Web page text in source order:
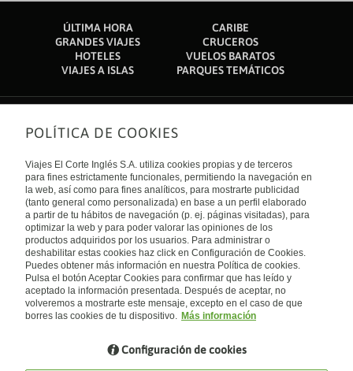
ÚLTIMA HORA
CARIBE
GRANDES VIAJES
CRUCEROS
HOTELES
VUELOS BARATOS
VIAJES A ISLAS
PARQUES TEMÁTICOS
Sobre nosotros
Quiénes somos
Financiación
Sostenibilidad
Turismo accesible
Tarjeta El Corte Inglés
Trabaja con nosotros
El Corte Inglés
Canal Ético
Enlaces de interés
Guías de viaje
Catálogos
Auto check-in
Condiciones Generales
Política de privacidad
Política de cookies
Accesibilidad
Empresas/ Grupos
Internacional
España
Visita nuestro blog
Blog de Viajes el Corte inglés
POLÍTICA DE COOKIES
Viajes El Corte Inglés S.A. utiliza cookies propias y de terceros
para fines estrictamente funcionales, permitiendo la navegación en
la web, así como para fines analíticos, para mostrarte publicidad
(tanto general como personalizada) en base a un perfil elaborado
a partir de tu hábitos de navegación (p. ej. páginas visitadas), para
optimizar la web y para poder valorar las opiniones de los
productos adquiridos por los usuarios. Para administrar o
deshabilitar estas cookies haz click en Configuración de Cookies.
Puedes obtener más información en nuestra Política de cookies.
Pulsa el botón Aceptar Cookies para confirmar que has leído y
aceptado la información presentada. Después de aceptar, no
volveremos a mostrarte este mensaje, excepto en el caso de que
borres las cookies de tu dispositivo. Más información
Configuración de cookies